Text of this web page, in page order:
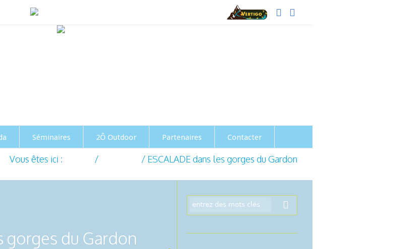
Séminaires 2Ô Outdoor Partenaires Contacter
Vous êtes ici : / / ESCALADE dans les gorges du Gardon
gorges du Gardon